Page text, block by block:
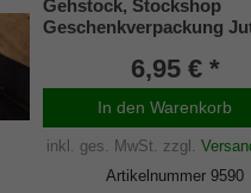
Gehstock, Stockshop
Geschenkverpackung
Klettverschluss6,95 € *
In den Warenkorb
inkl. ges. MwSt. zzgl.
Artikelnummer 9590